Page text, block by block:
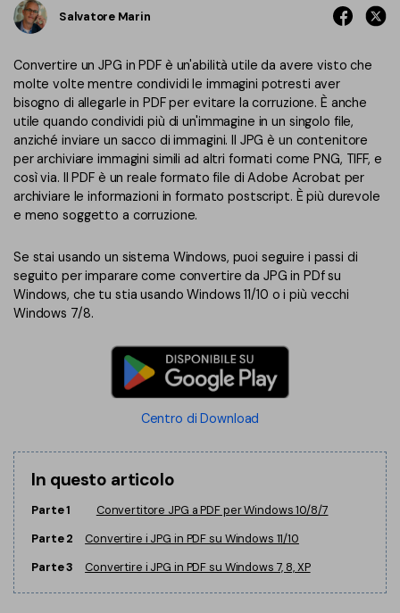
PDF in Word
Comprimere PDF
Unire PDF
Word in PDF
Altri Strumenti Online
Compimi PDF
Organizza PDF
Ritaglia PDF
Modulo PDF
Firma PDF
Batch PDF
Firma digitale certificata
Smart Redact PDF
Extrai dati PDF
AI per PDF
Chat con PDF
Riassunto PDF AI
Esegui OCR su PDF
APP PDF
Firma su PDF
PDF editor per Mac
Comprimere PDF
Soluzioni PDF per
Educazione
Servizio IT
Freelancer
Recensioni e premi
Salvatore Marin
Convertire un JPG in PDF è un'abilità utile da avere visto che
molte volte mentre condividi le immagini potresti aver
bisogno di allegarle in PDF per evitare la corruzione. È anche
utile quando condividi più di un'immagine in un singolo file,
anziché inviare un sacco di immagini. Il JPG è un contenitore
per archiviare immagini simili ad altri formati come PNG, TIFF, e
così via. Il PDF è un reale formato file di Adobe Acrobat per
archiviare le informazioni in formato postscript. È più durevole
e meno soggetto a corruzione.
Se stai usando un sistema Windows, puoi seguire i passi di
seguito per imparare come convertire da JPG in PDf su
Windows, che tu stia usando Windows 11/10 o i più vecchi
Windows 7/8.
Centro di Download
In questo articolo
Parte 1
Convertitore JPG a PDF per Windows 10/8/7
Parte 2
Convertire i JPG in PDF su Windows 11/10
Parte 3
Convertire i JPG in PDF su Windows 7, 8, XP